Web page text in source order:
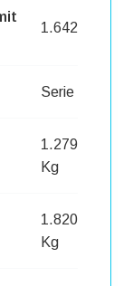
1.642
Serie
1.279
Kg
1.820
Kg